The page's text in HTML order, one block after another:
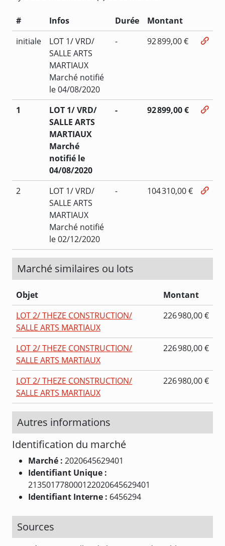
# Infos Durée
Montant
initiale
LOT 1/ VRD/
SALLE ARTS
MARTIAUX
Marché notifié
le 04/08/2020
- 92 899,00 €
1
LOT 1/ VRD/
SALLE ARTS
MARTIAUX
Marché
notifié le
04/08/2020
- 92 899,00 €
2
LOT 1/ VRD/
SALLE ARTS
MARTIAUX
Marché notifié
le 02/12/2020
- 104 310,00 €
Marché similaires ou lots
Objet
Montant
LOT 2/ THEZE CONSTRUCTION/
SALLE ARTS MARTIAUX
226 980,00 €
LOT 2/ THEZE CONSTRUCTION/
SALLE ARTS MARTIAUX
226 980,00 €
LOT 2/ THEZE CONSTRUCTION/
SALLE ARTS MARTIAUX
226 980,00 €
Autres informations
Identification du marché
Marché : 2020645629401
Identifiant Unique :
213501778000122020645629401
Identifiant Interne : 6456294
Sources